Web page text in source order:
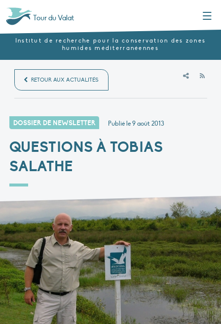
Tour du Valat
Institut de recherche pour la conservation des zones
humides méditerranéennes
RETOUR AUX ACTUALITÉS
DOSSIER DE NEWSLETTER Publié le9 août 2013
QUESTIONS À TOBIAS
SALATHE